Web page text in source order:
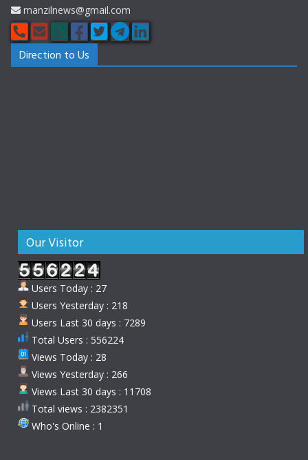
manzilnews@gmail.com
Direction to Us
Our Visitor
Users Today : 27
Users Yesterday : 218
Users Last 30 days : 7289
Total Users : 556224
Views Today : 28
Views Yesterday : 266
Views Last 30 days : 11708
Total views : 2382351
Who's Online : 1